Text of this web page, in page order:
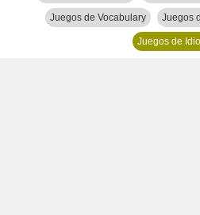
Juegos de Vocabulary Juegos
Juegos de